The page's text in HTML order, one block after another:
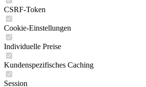
CSRF-Token
Cookie-Einstellungen
Individuelle Preise
Kundenspezifisches Caching
Session